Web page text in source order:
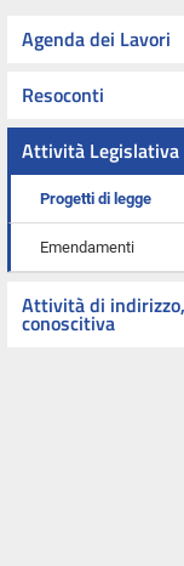
Agenda dei Lavori
Resoconti
Attività Legislativa
Progetti di legge
Emendamenti
Attività di
conoscitiva